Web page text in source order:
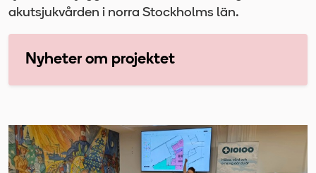
akutsjukvården i norra Stockholms län.
Nyheter om projektet